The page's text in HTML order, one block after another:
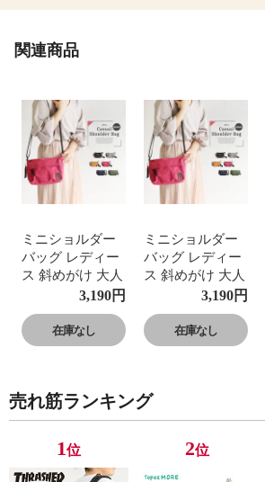
関連商品
ミニショルダー
バッグ レディー
ス 斜めがけ 大人
小さめ 軽量 軽い
通勤バッグ おし
ゃれ サブバッグ
通勤 仕事 会社
ッグ シンプル 黒
ブラック グレー
ビー グリーン
85360 35361
3,190円
在庫なし
ミニショルダー
バッグ レディー
ス 斜めがけ 大人
小さめ 軽量 軽い
通勤バッグ おし
ゃれ サブバッグ
通勤 仕事 会社
ッグ シンプル 黒
ブラック グレー
ビー グリーン
85360 35361
3,190円
在庫なし
売れ筋ランキング
1位 2位